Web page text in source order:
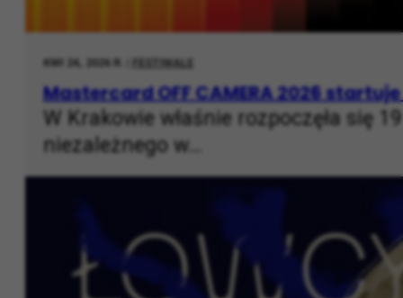
KWI 24, 2026 R. | FESTIWALE
Mastercard OFF CAMERA 2026
W Krakowie właśnie rozpoczęła się
niezależnego w…